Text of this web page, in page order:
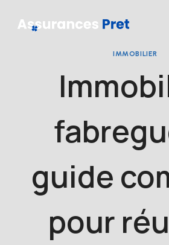
IMMOBILIER
guide
pour